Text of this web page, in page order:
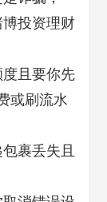
投资理财
且要你先
或刷流水
裹丢失且